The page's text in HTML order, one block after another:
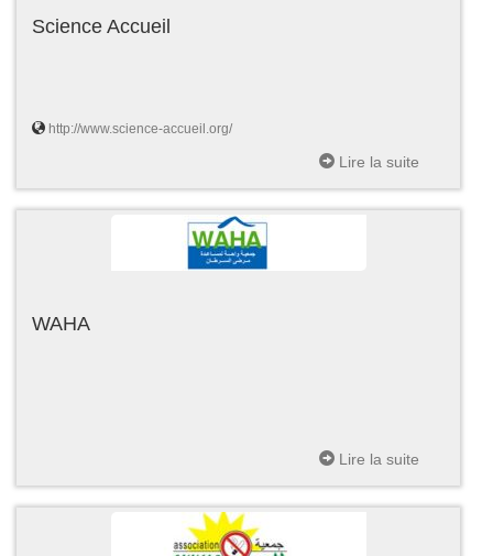
Science Accueil
http://www.science-accueil.org/
Lire la suite
WAHA
Lire la suite